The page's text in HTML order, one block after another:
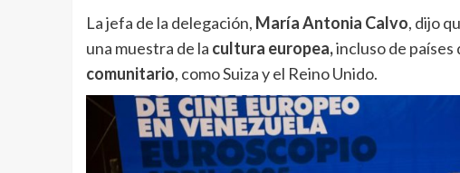
La jefa de la delegación, María Antonia Calvo, dijo
una muestra de la cultura europea,incluso de países
comunitario, como Suiza y el Reino Unido.